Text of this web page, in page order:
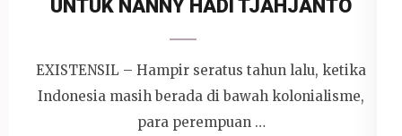
UNTUK NANNY HADI TJAHJANTO
EXISTENSIL – Hampir seratus tahun lalu, ketika
Indonesia masih berada di bawah kolonialisme,
para perempuan …